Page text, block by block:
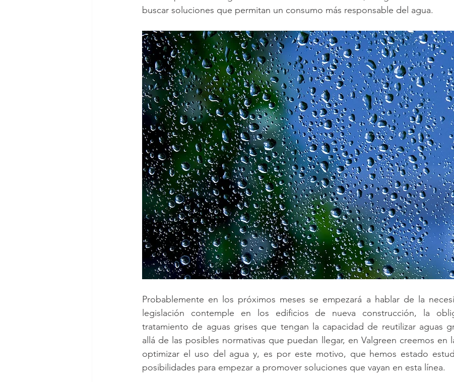
buscar soluciones que permitan un consumo más responsable del agua.
Probablemente en los próximos meses se empezará a hablar de la
legislación contemple en los edificios de nueva construcción, la
tratamiento de aguas grises que tengan la capacidad de reutilizar aguas
allá de las posibles normativas que puedan llegar, en Valgreen creemos en
optimizar el uso del agua y, es por este motivo, que hemos estado
posibilidades para empezar a promover soluciones que vayan en esta línea.